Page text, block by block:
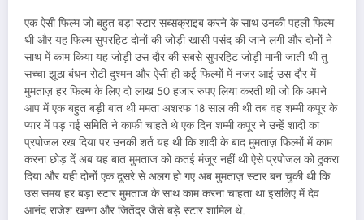
एक ऐसी फिल्म जो बहुत बड़ा स्टार सब्सक्राइब करने के साथ उनकी पहली फिल्म
थी और यह फिल्म सुपरहिट दोनों की जोड़ी खासी पसंद की जाने लगी और दोनों ने
साथ में काम किया यह जोड़ी उस दौर की सबसे सुपरहिट जोड़ी मानी जाती थी तु
सच्चा झूठा बंधन रोटी दुश्मन और ऐसी ही कई फिल्मों में नजर आई उस दौर में
मुमताज़ हर फिल्म के लिए दो लाख 50 हजार रुपए लिया करती थी जो कि अपने
आप में एक बहुत बड़ी बात थी ममता अशरफ 18 साल की थी तब वह शम्मी कपूर के
प्यार में पड़ गई समिति ने काफी चाहते थे एक दिन शम्मी कपूर ने उन्हें शादी का
प्रपोजल रख दिया पर उनकी शर्त यह थी कि शादी के बाद मुमताज़ फिल्मों में काम
करना छोड़ दें अब यह बात मुमताज को कतई मंजूर नहीं थी ऐसे प्रपोजल को ठुकरा
दिया और यही दोनों एक दूसरे से अलग हो गए अब मुमताज़ स्टार बन चुकी थी कि
उस समय हर बड़ा स्टार मुमताज के साथ काम करना चाहता था इसलिए में देव
आनंद राजेश खन्ना और जितेंद्र जैसे बड़े स्टार शामिल थे.